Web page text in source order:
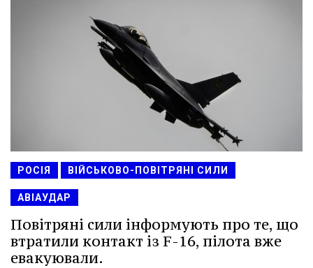
РОСІЯ ВІЙСЬКОВО-ПОВІТРЯНІ СИЛИ
АВІАУДАР
Повітряні сили інформують про те, що
втратили контакт із F-16, пілота вже
евакуювали.